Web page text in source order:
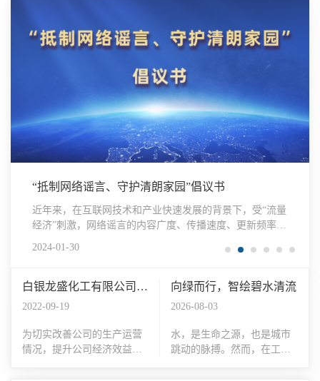
“抵制网络谣言、守护清朗家园”倡议书
近年来，在互联网技术和产业快速发展的背景下，受“流量
经济”刺激，网络谣言的内容广度、传播速度、更新频率、
境，维护网络秩序，发挥广大网民在推进网络空间法
2024-01-30
白银龙盛化工有限公司清
洁生产审核前公示
2022-09-19
为切实改善公司的生产运营
情况，提升公司经济效益，
向绿而行，智绘碧水清流
2026-08-03
水，是生命之源，也是城市
跳动的脉搏。然而，在工业